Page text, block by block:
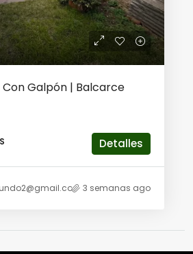
Con Galpón | Balcarce
Detalles
3 semanas ago